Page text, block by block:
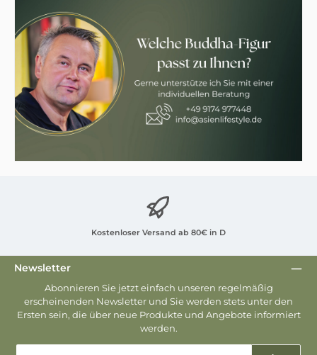
Kostenloser Versand ab 80€ in D
Newsletter
Abonnieren Sie jetzt einfach unseren regelmäßig
erscheinenden Newsletter und Sie werden stets unter den
Ersten sein, die über neue Produkte und Angebote informiert
werden.